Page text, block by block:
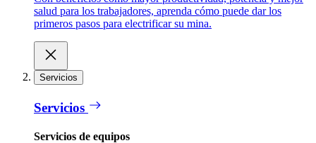
salud para los trabajadores, aprenda cómo puede dar los
primeros pasos para electrificar su mina.
Servicios
Servicios
Servicios de equipos